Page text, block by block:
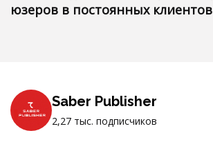
юзеров в постоянных клиентов
Saber Publisher
2,27 тыс. подписчиков